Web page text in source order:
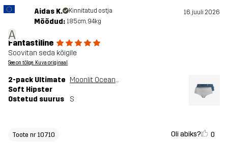
A
Aidas K. Kinnitatud ostja 16. juuli 2026
Mõõdud: 185cm, 94kg
Fantastiline
Soovitan seda kõigile
See on tõlge. Kuva originaal
2-pack Ultimate
Soft Hipster
Moonlit Ocean/Grey Melange
Ostetud suurus S
Toote nr 10710 Oli abiks? 0